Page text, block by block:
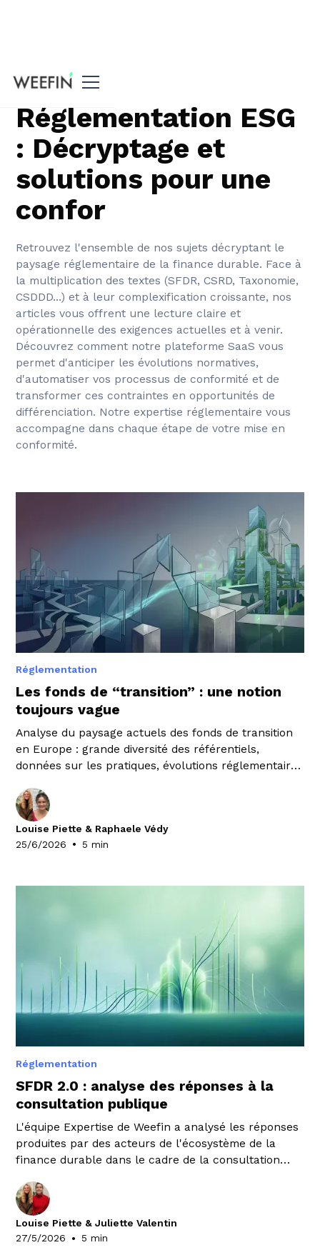
Tous nos articles
Réglementation ESG
: Décryptage et
solutions pour une
confor
Retrouvez l'ensemble de nos sujets décryptant le
paysage réglementaire de la finance durable. Face à
la multiplication des textes (SFDR, CSRD, Taxonomie,
CSDDD...) et à leur complexification croissante, nos
articles vous offrent une lecture claire et
opérationnelle des exigences actuelles et à venir.
Découvrez comment notre plateforme SaaS vous
permet d'anticiper les évolutions normatives,
d'automatiser vos processus de conformité et de
transformer ces contraintes en opportunités de
différenciation. Notre expertise réglementaire vous
accompagne dans chaque étape de votre mise en
conformité.
Réglementation
Les fonds de “transition” : une notion
toujours vague
Analyse du paysage actuels des fonds de transition
en Europe : grande diversité des référentiels,
données sur les pratiques, évolutions réglementaires
Louise Piette & Raphaele Védy
25/6/2026
• 5 min
Réglementation
SFDR 2.0 : analyse des réponses à la
consultation publique
L'équipe Expertise de Weefin a analysé les réponses
produites par des acteurs de l'écosystème de la
finance durable dans le cadre de la consultation
à retenir.
Louise Piette & Juliette Valentin
27/5/2026
• 5 min